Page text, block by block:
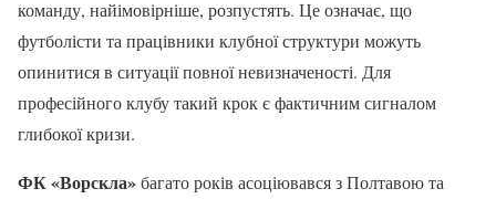
команду, найімовірніше, розпустять. Це означає, що
футболісти та працівники клубної структури можуть
опинитися в ситуації повної невизначеності. Для
професійного клубу такий крок є фактичним сигналом
глибокої кризи.
ФК «Ворскла»багато років асоціювався з Полтавою та